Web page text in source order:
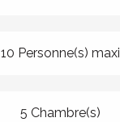
10 Personne(s) maxi
5 Chambre(s)